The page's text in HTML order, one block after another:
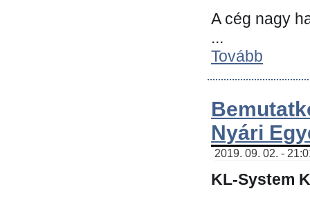
A cég nagy
...
Tovább
Nyári
2019. 09. 02. -
KL-System